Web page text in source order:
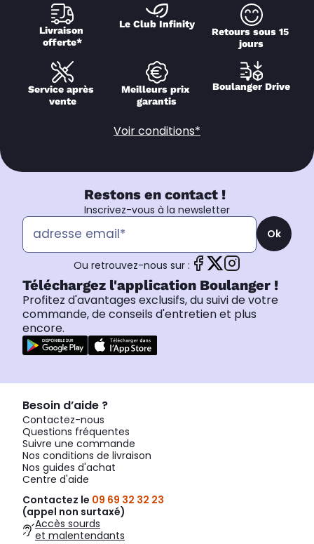
Livraison
offerte*
Le Club Infinity
Retours sous 15
jours
Service après
vente
Meilleurs prix
garantis
Boulanger Drive
Voir conditions*
Restons en contact !
Inscrivez-vous à la newsletter
Ok
Ou retrouvez-nous sur :
Téléchargez l'application Boulanger !
Profitez d'avantages exclusifs, du suivi de votre
commande, de conseils d'entretien et plus
encore.
Besoin d’aide ?
Contactez-nous
Questions fréquentes
Suivre une commande
Nos conditions de livraison
Nos guides d'achat
Centre d'aide
Contactez le 09 69 32 32 23
(appel non surtaxé)
Accès sourds
et malentendants